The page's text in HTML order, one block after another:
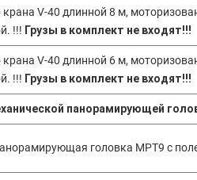
V-40 длинной 8 м,
!!! Грузы в комплект не входят!!!
V-40 длинной 6 м,
!!! Грузы в комплект не входят!!!
панорамирующей
головка MPT9 с